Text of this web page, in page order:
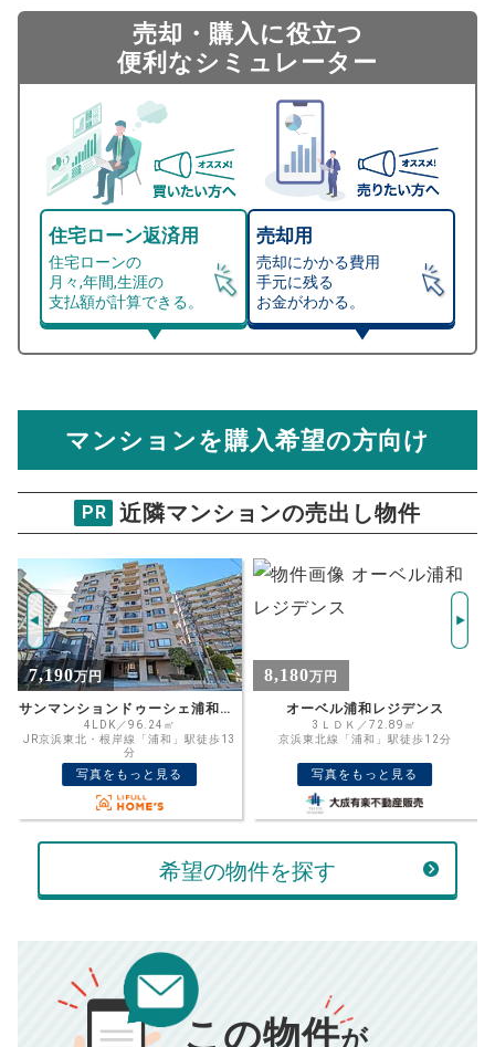
売却・購入に役立つ
便利なシミュレーター
住宅ローン返済用
住宅ローンの
月々,年間,生涯の
支払額が計算できる。
売却用
売却にかかる費用
手元に残る
お金がわかる。
総支払額シミュレーション
物件価格
万円
ご希望の
返済期間
年
住宅ローン
金利
ボーナス
返済金額
万円
万円
返済シミュレーション計算結果
毎月の支払額
マンション売却シミュレーター
フォーサイトパークス
試算条件 93㎡・8階
推定売却価格：7986万円
資金計画のために査定額や希望売却価
格を入力して活用するのもおすすめ◎
売却価格
万円
計算する
00万円
■仲介手数料／ 00万円
■売買契約書印紙／ 0
マンションを購入希望の方向け
PR 近隣マンションの売出し物件
8,180万円
オーベル浦和レジデンス
3ＬＤＫ／72.89㎡
京浜東北線「浦和」駅徒歩12分
写真をもっと見る
4,200万円
ロマージュ浦和元町
2LDK／60.52㎡
京浜東北・根岸線「北浦和」駅徒歩8分
写真をもっと見る
希望の物件を探す
この物件が